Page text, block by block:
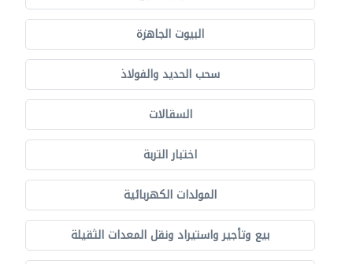
البيوت الجاهزة
سحب الحديد والفولاذ
السقالات
اختبار التربة
المولدات الكهربائية
بيع وتأجير واستيراد ونقل المعدات الثقيلة